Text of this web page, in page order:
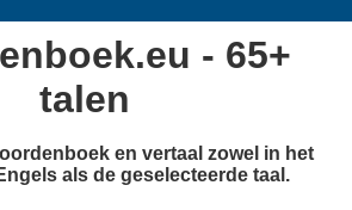
- 65+
talen
en vertaal zowel in het
als de geselecteerde taal.